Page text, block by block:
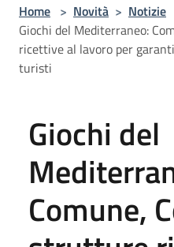
Home > Novità > Notizie
Giochi del Mediterraneo:
ricettive al lavoro per
turisti
Giochi del
Comune,